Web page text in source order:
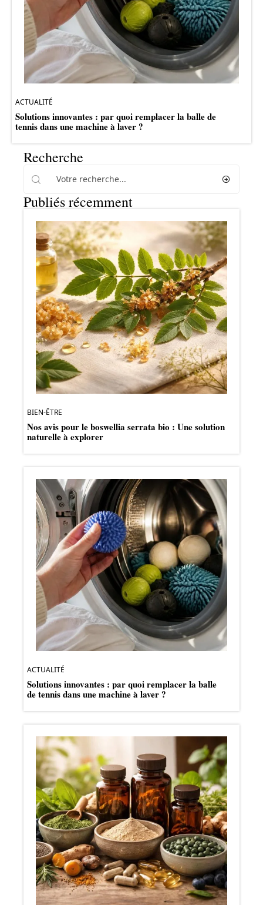
ACTUALITÉ
Solutions innovantes : par quoi remplacer la balle de
tennis dans une machine à laver ?
Recherche
Publiés récemment
BIEN-ÊTRE
Nos avis pour le boswellia serrata bio : Une solution
naturelle à explorer
ACTUALITÉ
Solutions innovantes : par quoi remplacer la balle
de tennis dans une machine à laver ?